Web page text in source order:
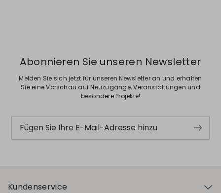
Abonnieren Sie unseren Newsletter
Melden Sie sich jetzt für unseren Newsletter an und erhalten
Sie eine Vorschau auf Neuzugänge, Veranstaltungen und
besondere Projekte!
Fügen Sie Ihre E-Mail-Adresse hinzu
Kundenservice